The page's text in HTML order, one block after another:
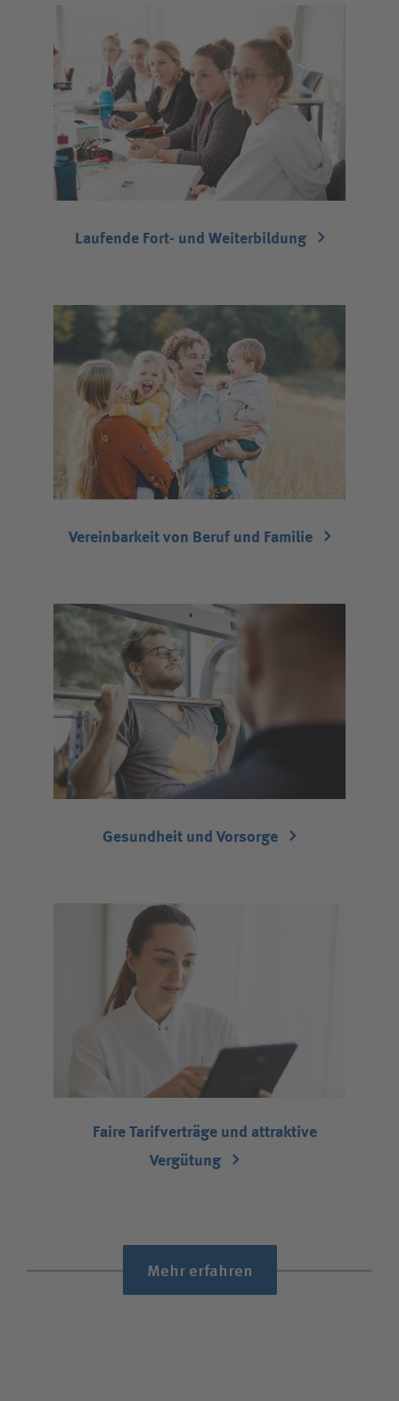
Laufende Fort- und Weiterbildung
Vereinbarkeit von Beruf und Familie
Gesundheit und Vorsorge
Faire Tarifverträge und attraktive
Vergütung
Mehr erfahren